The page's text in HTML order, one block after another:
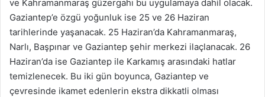
ve Kahramanmaraş güzergahı bu uygulamaya dahil olacak.
Gaziantep’e özgü yoğunluk ise 25 ve 26 Haziran
tarihlerinde yaşanacak. 25 Haziran’da Kahramanmaraş,
Narlı, Başpınar ve Gaziantep şehir merkezi ilaçlanacak. 26
Haziran’da ise Gaziantep ile Karkamış arasındaki hatlar
temizlenecek. Bu iki gün boyunca, Gaziantep ve
çevresinde ikamet edenlerin ekstra dikkatli olması